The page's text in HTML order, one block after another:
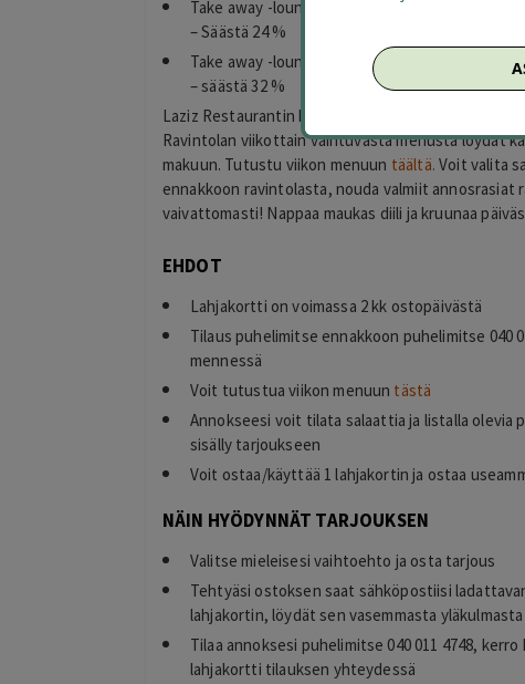
Take away -lounas yhdelle 9,50 € (arvo 12,50 €)
– Säästä 24 %
Take away -lounas kahdelle 17,00 € (arvo 25 €)
– säästä 32 %
Laziz Restaurantin herkullinen take away -lounas
Ravintolan viikottain vaihtuvasta menusta löydät
makuun. Tutustu viikon menuun täältä. Voit valita
ennakkoon ravintolasta, nouda valmiit
vaivattomasti! Nappaa maukas diili ja kruunaa
EHDOT
Lahjakortti on voimassa 2 kk ostopäivästä
Tilaus puhelimitse ennakkoon puhelimitse 040
mennessä
Voit tutustua viikon menuun tästä
Annokseesi voit tilata salaattia ja listalla olevia
sisälly tarjoukseen
Voit ostaa/käyttää 1 lahjakortin ja ostaa
NÄIN HYÖDYNNÄT TARJOUKSEN
Valitse mieleisesi vaihtoehto ja osta tarjous
Tehtyäsi ostoksen saat sähköpostiisi
lahjakortin, löydät sen vasemmasta
Tilaa annoksesi puhelimitse 040 011 4748,
lahjakortti tilauksen yhteydessä